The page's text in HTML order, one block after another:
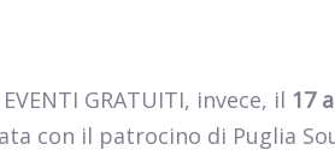
GRATUITI, invece, il 17
con il patrocino di Puglia